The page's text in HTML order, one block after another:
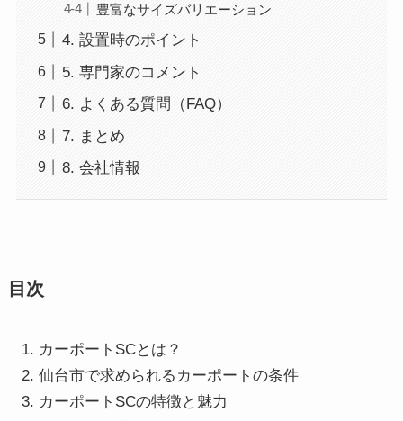
豊富なサイズバリエーション
4. 設置時のポイント
5. 専門家のコメント
6. よくある質問（FAQ）
7. まとめ
8. 会社情報
目次
カーポートSCとは？
仙台市で求められるカーポートの条件
カーポートSCの特徴と魅力